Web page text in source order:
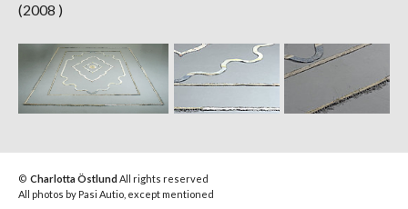
(2008 )
© Charlotta ÖstlundAll rights reserved
All photos by Pasi Autio, except mentioned